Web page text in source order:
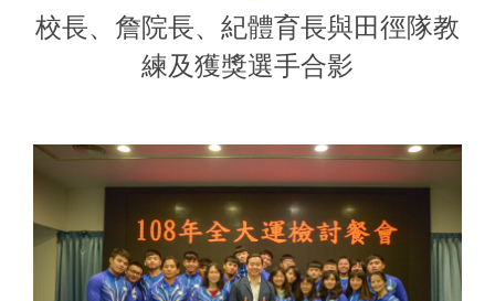
校長、詹院長、紀體育長與田徑隊教
練及獲獎選手合影